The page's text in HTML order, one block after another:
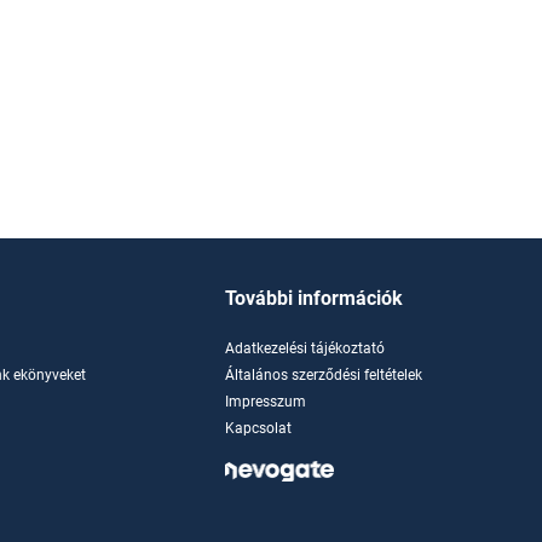
ekönyveket
További információk
Adatkezelési tájékoztató
Általános szerződési feltételek
Impresszum
Kapcsolat